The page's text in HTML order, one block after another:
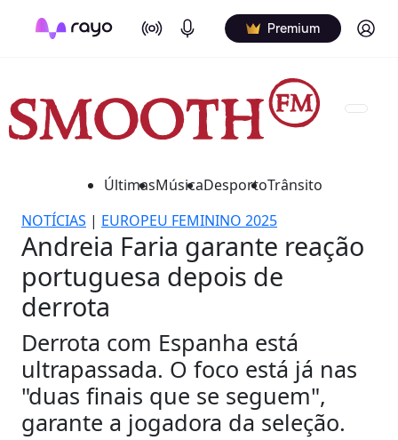
On Air Podcasts Premium Log in
ÚltimasMúsicaDesportoTrânsito
NOTÍCIAS | EUROPEU FEMININO 2025
Andreia Faria garante reação
portuguesa depois de
derrota
Derrota com Espanha está
ultrapassada. O foco está já nas
"duas finais que se seguem",
garante a jogadora da seleção.